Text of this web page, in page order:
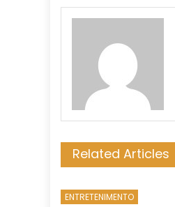
Related Articles
ENTRETENIMENTO